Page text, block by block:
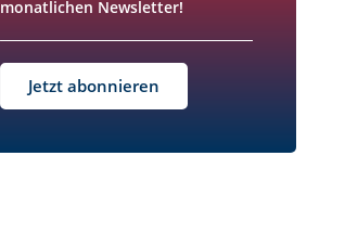
monatlichen Newsletter!
Jetzt abonnieren